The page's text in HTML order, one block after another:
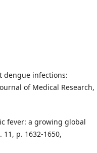
dengue infections:
of Medical Research,
fever: a growing global
11, p. 1632-1650,